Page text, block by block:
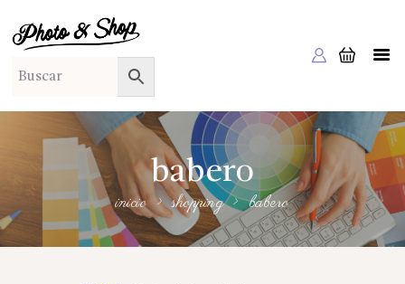
babero
inicio shopping babero
PHOTO & SHOP
Photo & Shop
INICIO
SOBRE NOSOTROS
SERVICIOS A EMPRESAS
NUESTRA EDITORIAL EM EDITA
TIENDA ONLINE